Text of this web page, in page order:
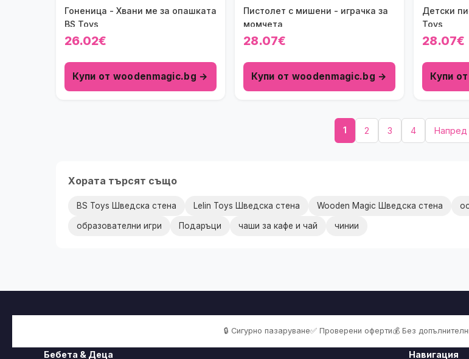
Гоненица - Хвани ме за опашката
BS Toys
26.02€
Купи от woodenmagic.bg →
Пистолет с мишени - играчка за
момчета
28.07€
Купи от woodenmagic.bg →
Детски
Toys
28.07€
Купи
1 2 3 4 Напред
Хората търсят също
BS Toys Шведска стена Lelin Toys Шведска стена Wooden Magic Шведска стена
образователни игри Подаръци чаши за кафе и чай чинии
🔒 Сигурно пазаруване✅ Проверени оферти💰 Без
Бебета & Деца Навигация